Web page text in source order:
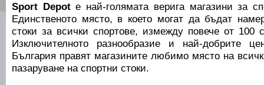
Sport Depotе най-голямата верига магазини за
Единственото място, в което могат да бъдат
стоки за всички спортове, измежду повече от 100
Изключителното разнообразие и най-добрите
България правят магазините любимо място на
пазаруване на спортни стоки.